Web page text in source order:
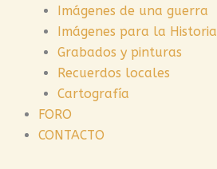
Imágenes de una guerra
Imágenes para la Historia
Grabados y pinturas
Recuerdos locales
Cartografía
FORO
CONTACTO